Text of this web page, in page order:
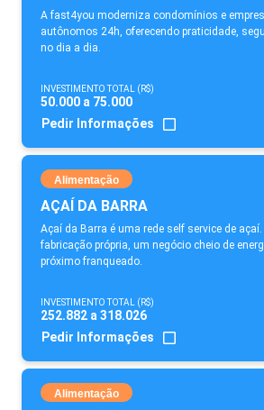
A fast4you moderniza condomínios e
autônomos 24h, oferecendo praticidade,
no dia a dia.
INVESTIMENTO TOTAL (R$)
50.000 a 75.000
Pedir Informações
Alimentação
AÇAÍ DA BARRA
Açaí da Barra é uma rede self service de
fabricação própria, um negócio cheio de
próximo franqueado.
INVESTIMENTO TOTAL (R$)
252.882 a 318.026
Pedir Informações
Alimentação